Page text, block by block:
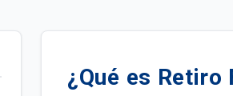
¿Qué es